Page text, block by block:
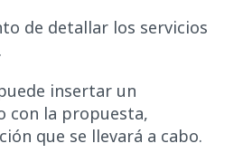
de detallar los servicios
insertar un
con la propuesta,
que se llevará a cabo.